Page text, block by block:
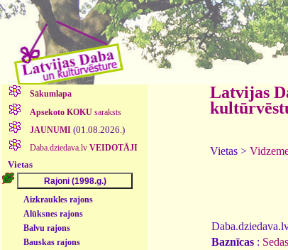
Sākumlapa
Apsekoto KOKUsaraksts
JAUNUMI (01.08.2026.)
Daba.dziedava.lv VEIDOTĀJI
Vietas
Aizkraukles rajons
Alūksnes rajons
Balvu rajons
Bauskas rajons
Latvijas
Vietas >
Baznīcas :